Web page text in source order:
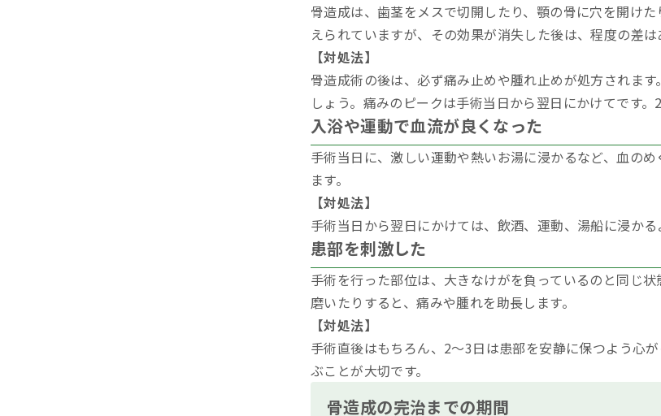
骨造成は、歯茎をメスで切開したり、顎の骨に穴を開け
えられていますが、その効果が消失した後は、程度の差は
【対処法】
骨造成術の後は、必ず痛み止めや腫れ止めが処方されま
しょう。痛みのピークは手術当日から翌日にかけてです
入浴や運動で血流が良くなった
手術当日に、激しい運動や熱いお湯に浸かるなど、血の
ます。
【対処法】
手術当日から翌日にかけては、飲酒、運動、湯船に浸か
患部を刺激した
手術を行った部位は、大きなけがを負っているのと同じ
磨いたりすると、痛みや腫れを助長します。
【対処法】
手術直後はもちろん、2～3日は患部を安静に保つよう心
ぶことが大切です。
骨造成の完治までの期間